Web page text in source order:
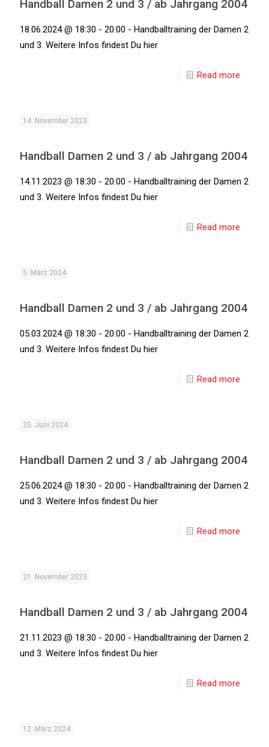
Handball Damen 2 und 3 / ab Jahrgang 2004
18.06.2024 @ 18:30 - 20:00 - Handballtraining der Damen 2
und 3. Weitere Infos findest Du hier
Read more
14. November 2023
Handball Damen 2 und 3 / ab Jahrgang 2004
14.11.2023 @ 18:30 - 20:00 - Handballtraining der Damen 2
und 3. Weitere Infos findest Du hier
Read more
5. März 2024
Handball Damen 2 und 3 / ab Jahrgang 2004
05.03.2024 @ 18:30 - 20:00 - Handballtraining der Damen 2
und 3. Weitere Infos findest Du hier
Read more
25. Juni 2024
Handball Damen 2 und 3 / ab Jahrgang 2004
25.06.2024 @ 18:30 - 20:00 - Handballtraining der Damen 2
und 3. Weitere Infos findest Du hier
Read more
21. November 2023
Handball Damen 2 und 3 / ab Jahrgang 2004
21.11.2023 @ 18:30 - 20:00 - Handballtraining der Damen 2
und 3. Weitere Infos findest Du hier
Read more
12. März 2024